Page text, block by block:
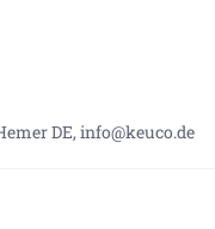
DE, info@keuco.de